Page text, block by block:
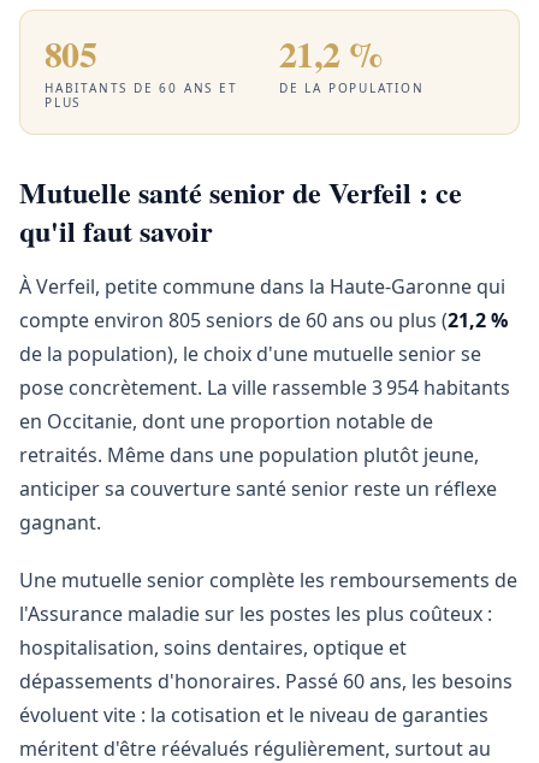
805
HABITANTS DE 60 ANS ET
PLUS
21,2 %
DE LA POPULATION
Mutuelle santé senior de Verfeil : ce
qu'il faut savoir
À Verfeil, petite commune dans la Haute-Garonne qui
compte environ 805 seniors de 60 ans ou plus (21,2 %
de la population), le choix d'une mutuelle senior se
pose concrètement. La ville rassemble 3 954 habitants
en Occitanie, dont une proportion notable de
retraités. Même dans une population plutôt jeune,
anticiper sa couverture santé senior reste un réflexe
gagnant.
Une mutuelle senior complète les remboursements de
l'Assurance maladie sur les postes les plus coûteux :
hospitalisation, soins dentaires, optique et
dépassements d'honoraires. Passé 60 ans, les besoins
évoluent vite : la cotisation et le niveau de garanties
méritent d'être réévalués régulièrement, surtout au